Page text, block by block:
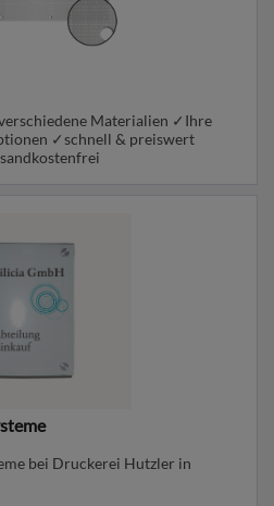
Materialien ✓Ihre
✓schnell & preiswert
bei Druckerei Hutzler in